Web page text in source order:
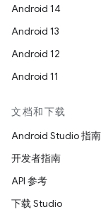
Android 14
Android 13
Android 12
Android 11
文档和下载
Android Studio 指南
开发者指南
API 参考
下载 Studio